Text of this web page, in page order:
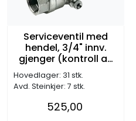
Serviceventil med
hendel, 3/4" innv.
gjenger (kontroll av
fortrykk i
ekspansjonkar)
Hovedlager: 31 stk.
Avd. Steinkjer: 7 stk.
525,00